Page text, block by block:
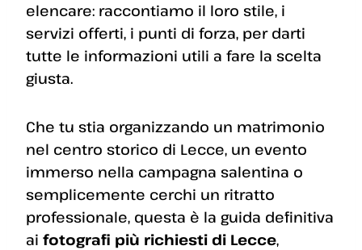
elencare: raccontiamo il loro stile, i
servizi offerti, i punti di forza, per darti
tutte le informazioni utili a fare la scelta
giusta.
Che tu stia organizzando un matrimonio
nel centro storico di Lecce, un evento
immerso nella campagna salentina o
semplicemente cerchi un ritratto
professionale, questa è la guida definitiva
ai fotografi più richiesti di Lecce,